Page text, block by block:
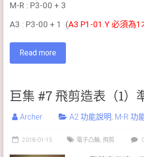
M-R : P3-00 + 3
A3 : P3-00 + 1 (A3 P1-01.Y 必須為1
Read more
巨集 #7 飛剪造表（1）
Archer A2 功能說明, M-R 功
2018-01-15 電子凸輪, 飛剪